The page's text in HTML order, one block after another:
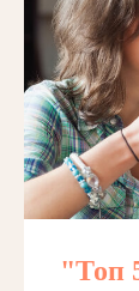
"Топ